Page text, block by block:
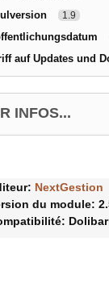
1.9
auf Updates und
INFOS...
NextGestion
du module: